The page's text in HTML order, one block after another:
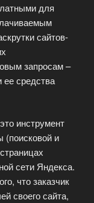
для
сайтов-
запросам –
ее средства
инструмент
(поисковой и
сети Яндекса.
что заказчик
своего сайта,